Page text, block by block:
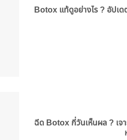
Botox แท้ดูอย่างไร ? อัปเ
ฉีด Botox กี่วันเห็นผล ? เจ